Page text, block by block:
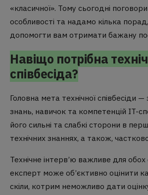
«класичної». Тому сьогодні
особливості та надамо кілька
допомогти вам отримати бажану
Навіщо потрібна
співбесіда?
Головна мета технічної співбесіди —
знань, навичок та компетенцій IT-
його сильні та слабкі сторони в
технічних знаннях, а також,
Технічне інтерв’ю важливе для обох
експерт може об’єктивно оцінити
скіли, котрим неможливо дати